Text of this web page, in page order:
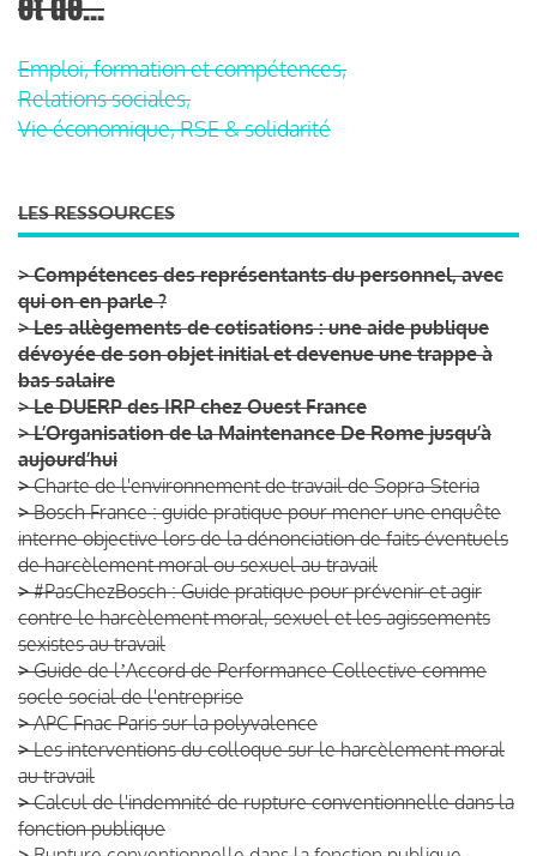
Emploi, formation et compétences,
Relations sociales,
Vie économique, RSE & solidarité
LES RESSOURCES
>Compétences des représentants du personnel, avec
qui on en parle ?
>Les allègements de cotisations : une aide publique
dévoyée de son objet initial et devenue une trappe à
bas salaire
>Le DUERP des IRP chez Ouest France
>L’Organisation de la Maintenance De Rome jusqu’à
aujourd’hui
>Charte de l'environnement de travail de Sopra-Steria
>Bosch France : guide pratique pour mener une enquête
interne objective lors de la dénonciation de faits éventuels
de harcèlement moral ou sexuel au travail
> #PasChezBosch : Guide pratique pour prévenir et agir
contre le harcèlement moral, sexuel et les agissements
sexistes au travail
>Guide de lʼAccord de Performance Collective comme
socle social de l'entreprise
> APC Fnac Paris sur la polyvalence
> Les interventions du colloque sur le harcèlement moral
au travail
>Calcul de l'indemnité de rupture conventionnelle dans la
fonction publique